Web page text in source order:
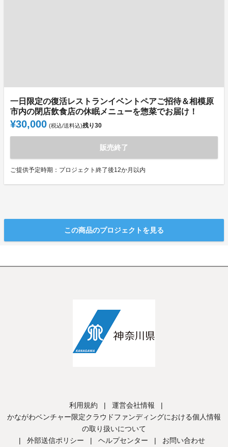
一日限定の復活レストランイベントペアご招待＆相模原
市内の閉店飲食店の休眠メニューを惣菜でお届け！
¥30,000 (税込/送料込)残り30
販売終了
ご提供予定時期：プロジェクト終了後12か月以内
この商品のプロジェクトを見る
利用規約 | 運営会社情報
|
かながわベンチャー限定クラウドファンディングにおける個人情報
の取り扱いについて
|
外部送信ポリシー | ヘルプセンター | お問い合わせ